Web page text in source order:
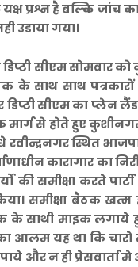
यक्ष प्रश्न है बल्कि जांच
उडाया गया।
सीएम सोमवार
के साथ साथ पत्रकारों
डिप्टी सीएम का प्लेन
से होते हुए
रवीन्द्रनगर स्थित
कारागार का
की समीक्षा करते
समीक्षा बैठक
के साथी माइक लगाये
का आलम यह था कि
और न ही प्रेसवार्ता